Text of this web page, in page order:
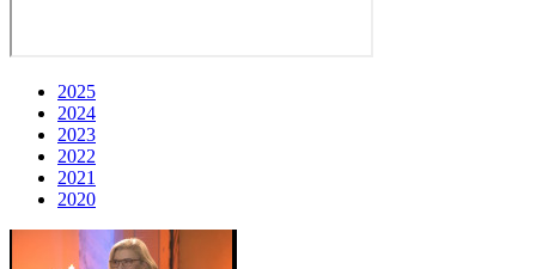
2025
2024
2023
2022
2021
2020